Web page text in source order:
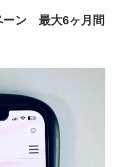
ーン 最大6ヶ月間